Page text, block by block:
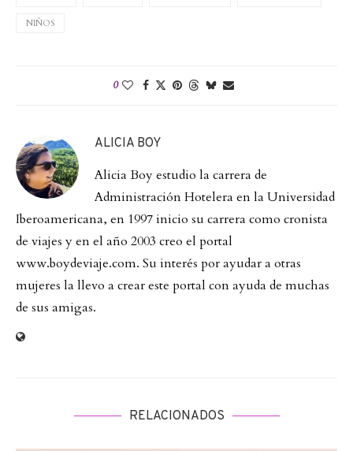
NIÑOS
0
ALICIA BOY
Alicia Boy estudio la carrera de
Administración Hotelera en la Universidad
Iberoamericana, en 1997 inicio su carrera como cronista
de viajes y en el año 2003 creo el portal
www.boydeviaje.com. Su interés por ayudar a otras
mujeres la llevo a crear este portal con ayuda de muchas
de sus amigas.
RELACIONADOS